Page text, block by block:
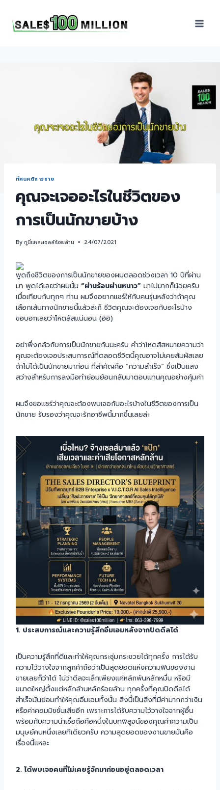
ทัศนคติการขาย
คุณจะเจออะไรในชีวิตของ
การเป็นนักขายบ้าง
Byกูนี่แหละเซลล์ร้อยล้าน 24/07/2021
พูดถึงชีวิตของการเป็นนักขายของผมตลอดช่วงเวลา 10 ปีที่ผ่าน
มา พูดได้เลยว่าผมนั้น “ผ่านร้อนผ่านหนาว” มาไม่มากก็น้อยครับ
เมื่อเทียบกับทุกๆ ท่าน ผมจึงอยากแชร์ให้กับคนรุ่นหลังว่าถ้าคุณ
เลือกเส้นทางนักขายนี้แล้วล่ะก็ ชีวิตคุณจะต้องเจอกับอะไรบ้าง
ขอบอกเลยว่าโหดสัสแน่นอน (อิอิ)
อย่าพึ่งกลัวกับการเป็นนักขายกันนะครับ คำว่าโหดสัสหมายความว่า
คุณจะต้องเจอประสบการณ์ที่ตลอดชีวิตนี้คุณอาจไม่เคยสัมผัสเลย
ถ้าไม่ได้เป็นนักขายมาก่อน ที่สำคัญคือ “ความสำเร็จ” ซึ่งเป็นแสง
สว่างสำหรับการลงมือทำย่อมย้อนกลับมาตอบแทนคุณอย่างคุ้มค่า
ผมจึงขอแชร์ว่าคุณจะต้องพบเจอกับอะไรบ้างในชีวิตของการเป็น
นักขาย รับรองว่าคุณจะรักอาชีพนี้มากขึ้นเลยล่ะ
1. ประสบการณ์และความรู้สึกอิ่มเอมหลังจากปิดดีลได้
เป็นความรู้สึกที่ดีและทำให้คุณกระชุ่มกระชวยได้ทุกครั้ง การได้รับ
ความไว้วางใจจากลูกค้าถือว่าเป็นสุดยอดแห่งความฟินของงาน
ขายเลยก็ว่าได้ ไม่ว่าดีลจะเล็กเพียงแค่หลักพันหลักหมื่น หรือมี
ขนาดใหญ่ตั้งแต่หลักล้านหลักร้อยล้าน ทุกครั้งที่คุณปิดดีลได้
สำเร็จมันย่อมทำให้คุณอิ่มเอมทั้งนั้น สิ่งนี้เป็นสิ่งที่มีค่ามากกว่าเงิน
หรือค่าคอมมิชชั่นเสียอีก เพราะการได้รับความไว้วางใจจากผู้อื่น
พร้อมกับความน่าเชื่อถือคือหนึ่งในบทพิสูจน์ของคุณค่าความเป็น
มนุษย์คนหนึ่งเลยทีเดียวครับ ความสุดยอดของงานขายมันคือ
เรื่องนี้แหละ
2. ได้พบเจอคนที่ไม่เคยรู้จักมาก่อนอยู่ตลอดเวลา